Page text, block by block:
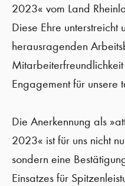
2023« vom Land
Diese Ehre unterstreicht
herausragenden
Engagement für unsere
Die Anerkennung als
2023« ist für uns nicht
sondern eine
Einsatzes für